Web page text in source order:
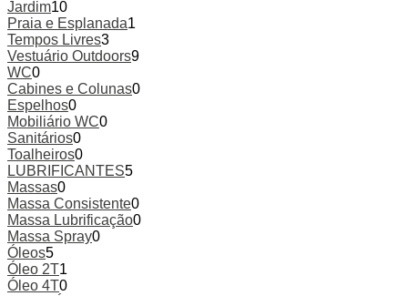
Jardim10
Praia e Esplanada1
Tempos Livres3
Vestuário Outdoors9
WC0
Cabines e Colunas0
Espelhos0
Mobiliário WC0
Sanitários0
Toalheiros0
LUBRIFICANTES5
Massas0
Massa Consistente0
Massa Lubrificação0
Massa Spray0
Óleos5
Óleo 2T1
Óleo 4T0